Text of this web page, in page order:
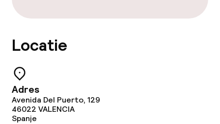
Diner à la carte
Schoonmaakvoorzieningen
Locatie
Adres
Avenida Del Puerto, 129
46022 VALENCIA
Spanje